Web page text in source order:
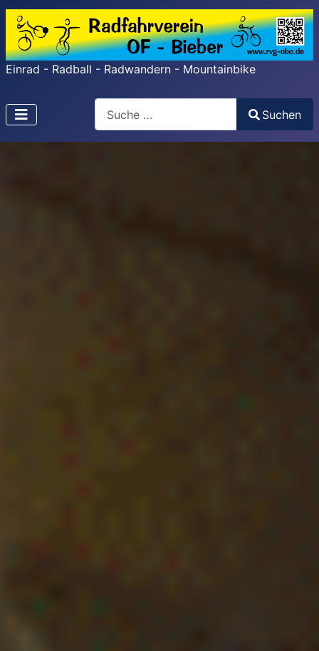
Einrad - Radball - Radwandern - Mountainbike
Search
Type 2 or more characters for results.
Suchen